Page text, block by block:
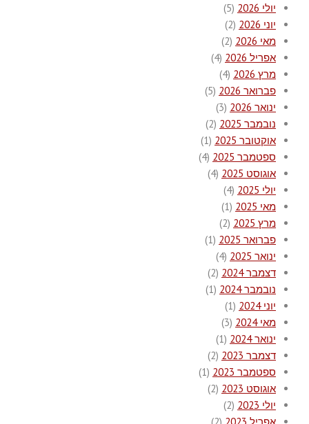
יולי 2026
(5)
יוני 2026
(2)
מאי 2026
(2)
אפריל 2026
(4)
מרץ 2026
(4)
פברואר 2026
(5)
ינואר 2026
(3)
נובמבר 2025
(2)
אוקטובר 2025
(1)
ספטמבר 2025
(4)
אוגוסט 2025
(4)
יולי 2025
(4)
מאי 2025
(1)
מרץ 2025
(2)
פברואר 2025
(1)
ינואר 2025
(4)
דצמבר 2024
(2)
נובמבר 2024
(1)
יוני 2024
(1)
מאי 2024
(3)
ינואר 2024
(1)
דצמבר 2023
(2)
ספטמבר 2023
(1)
אוגוסט 2023
(2)
יולי 2023
(2)